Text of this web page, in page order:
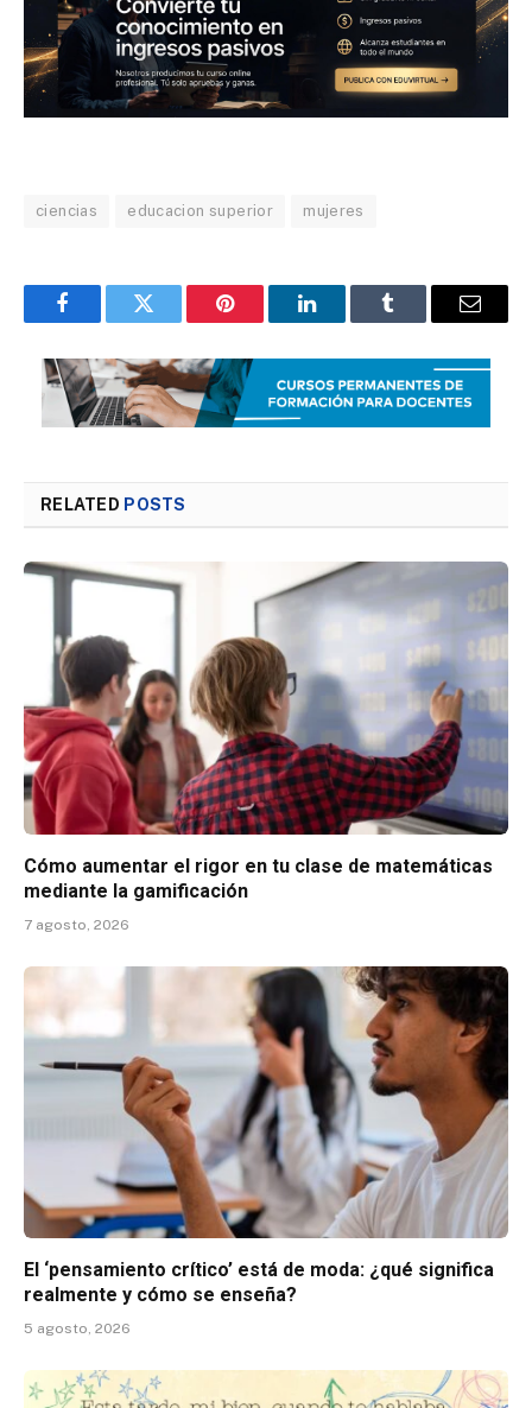
ciencias educacion superior mujeres
FacebookTwitter Pinterest LinkedInTumblr Email
RELATED POSTS
Cómo aumentar el rigor en tu clase de matemáticas
mediante la gamificación
7 agosto, 2026
El ‘pensamiento crítico’ está de moda: ¿qué significa
realmente y cómo se enseña?
5 agosto, 2026